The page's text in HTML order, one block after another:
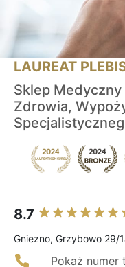
LAUREAT
Sklep
Zdrowia,
8.7
Gniezno, Grzybowo 29/
Pokaż numer